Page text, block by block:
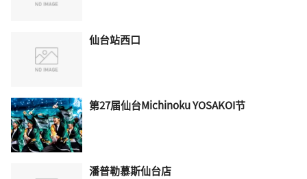
仙台站西口
第27届仙台Michinoku YOSAKOI节
潘普勒慕斯仙台店